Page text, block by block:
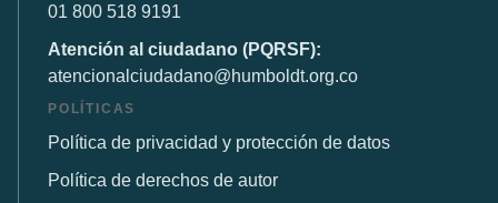
01 800 518 9191
Atención al ciudadano (PQRSF):
atencionalciudadano@humboldt.org.co
POLÍTICAS
Política de privacidad y protección de datos
Política de derechos de autor